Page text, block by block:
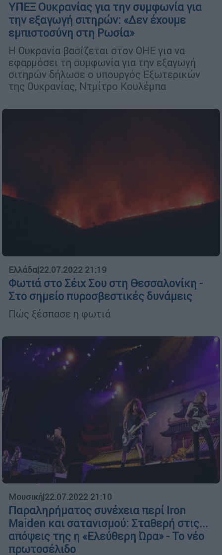
ΥΠΕΞ Ουκρανίας για την συμφωνία για
την εξαγωγή σιτηρών: «Δεν έχουμε
εμπιστοσύνη στη Ρωσία»
Η Ουκρανία βασίζεται στον ΟΗΕ για να
εφαρμόσει τη συμφωνία για την εξαγωγή
σιτηρών δήλωσε ο υπουργός Εξωτερικών
της Ουκρανίας, Ντμίτρο Κουλέμπα
Ελλάδα|22.07.2022 21:19
Φωτιά στο Σέιχ Σου στη Θεσσαλονίκη -
Στο σημείο πυροσβεστικές δυνάμεις
Πώς ξέσπασε η φωτιά
Μουσική|22.07.2022 21:10
Παραληρήματος συνέχεια περί Iron
Maiden και σατανισμού: Σταθερή στις...
απόψεις της η «Ελεύθερη Ώρα» - Το νέο
πρωτοσέλιδο